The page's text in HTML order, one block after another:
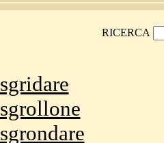
RICERCA
sgridare
sgrollone
sgrondare